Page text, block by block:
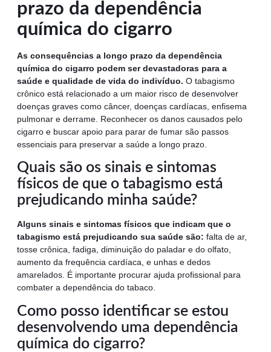
prazo da dependência
química do cigarro
As consequências a longo prazo da dependência
química do cigarro podem ser devastadoras para a
saúde e qualidade de vida do indivíduo. O tabagismo
crônico está relacionado a um maior risco de desenvolver
doenças graves como câncer, doenças cardíacas, enfisema
pulmonar e derrame. Reconhecer os danos causados pelo
cigarro e buscar apoio para parar de fumar são passos
essenciais para preservar a saúde a longo prazo.
Quais são os sinais e sintomas
físicos de que o tabagismo está
prejudicando minha saúde?
Alguns sinais e sintomas físicos que indicam que o
tabagismo está prejudicando sua saúde são: falta de ar,
tosse crônica, fadiga, diminuição do paladar e do olfato,
aumento da frequência cardíaca, e unhas e dedos
amarelados. É importante procurar ajuda profissional para
combater a dependência do tabaco.
Como posso identificar se estou
desenvolvendo uma dependência
química do cigarro?